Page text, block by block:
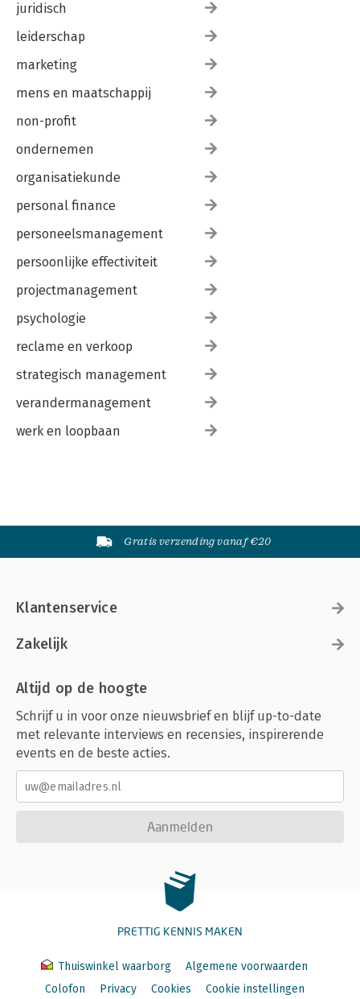
juridisch
leiderschap
marketing
mens en maatschappij
non-profit
ondernemen
organisatiekunde
personal finance
personeelsmanagement
persoonlijke effectiviteit
projectmanagement
psychologie
reclame en verkoop
strategisch management
verandermanagement
werk en loopbaan
Gratis verzending vanaf €20
Klantenservice
Zakelijk
Altijd op de hoogte
Schrijf u in voor onze nieuwsbrief en blijf up-to-date
met relevante interviews en recensies, inspirerende
events en de beste acties.
Aanmelden
PRETTIG KENNIS MAKEN
Thuiswinkel waarborg
Algemene voorwaarden
Colofon
Privacy Cookies Cookie instellingen